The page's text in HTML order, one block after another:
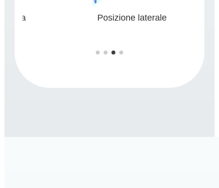
Posizione laterale